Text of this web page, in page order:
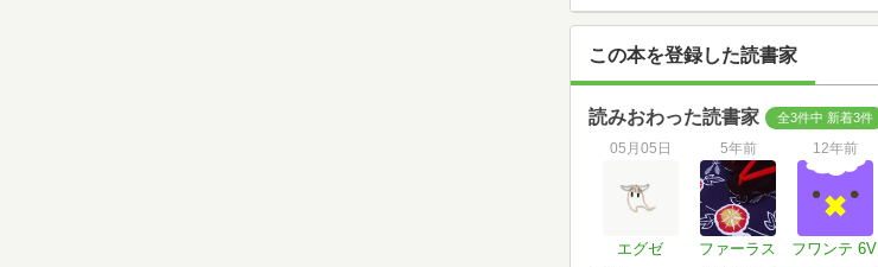
この本を登録した読書家
読みおわった読書家 全3件中 新着3件
05月05日
エグゼ
5年前
ファーラス
12年前
フワンテ 6V